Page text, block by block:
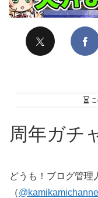
周年ガチ
どうも！ブログ管理
（@kamikamichannel